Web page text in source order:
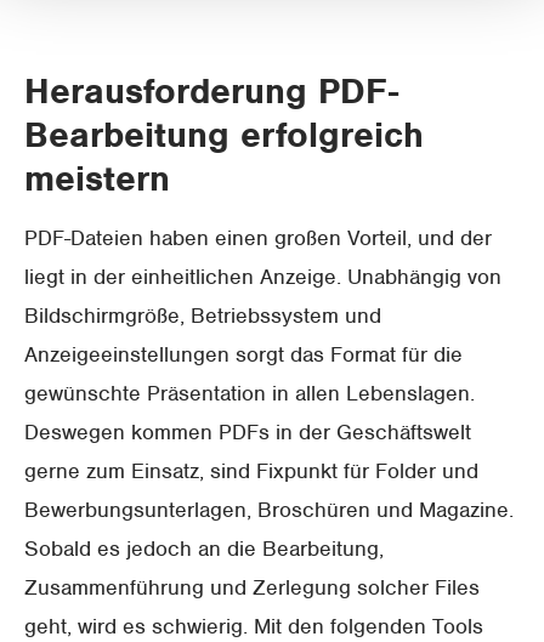
Herausforderung PDF-
Bearbeitung erfolgreich
meistern
PDF-Dateien haben einen großen Vorteil, und der
liegt in der einheitlichen Anzeige. Unabhängig von
Bildschirmgröße, Betriebssystem und
Anzeigeeinstellungen sorgt das Format für die
gewünschte Präsentation in allen Lebenslagen.
Deswegen kommen PDFs in der Geschäftswelt
gerne zum Einsatz, sind Fixpunkt für Folder und
Bewerbungsunterlagen, Broschüren und Magazine.
Sobald es jedoch an die Bearbeitung,
Zusammenführung und Zerlegung solcher Files
geht, wird es schwierig. Mit den folgenden Tools